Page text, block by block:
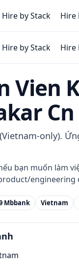
Hire by Stack Hire
Hire by Stack Hire
Vien
only).
bạn muốn làm
engineering
Mbbank Vietnam